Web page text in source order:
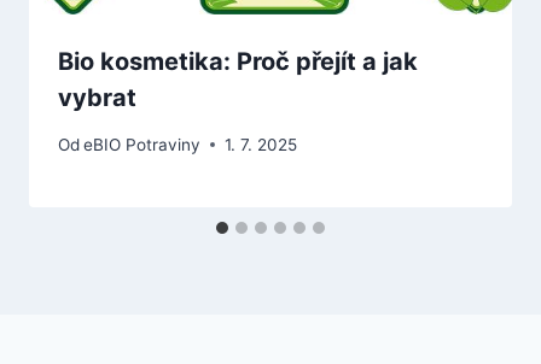
Bio kosmetika: Proč přejít a jak
vybrat
OdeBIO Potraviny 1. 7. 2025